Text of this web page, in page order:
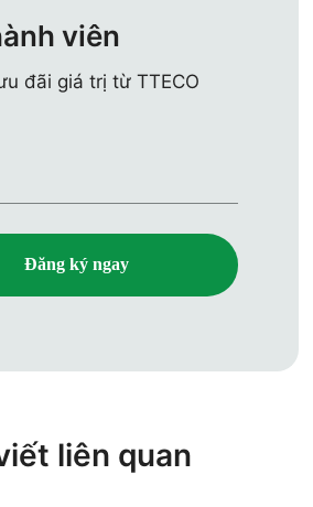
viên
đãi giá trị từ TTECO
Đăng ký ngay
liên quan